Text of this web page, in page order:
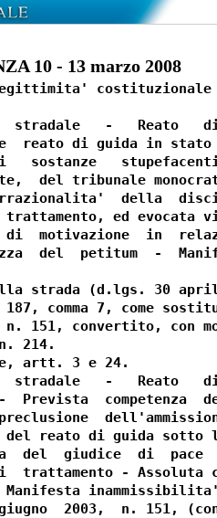
10 - 13 marzo 2008
stradale   -   Reato
reato di guida in
sostanze
del tribunale
della
trattamento, ed evocata
di  motivazione  in
del  petitum  -
strada (d.lgs. 30
187, comma 7, come
n. 151, convertito, con
214.
artt. 3 e 24.
stradale   -   Reato
Prevista  competenza
del reato di guida sotto
del  giudice  di  pace
trattamento - Assoluta
Manifesta
2003,  n. 151,